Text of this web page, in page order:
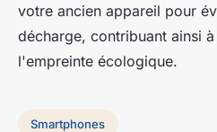
votre ancien appareil pour
décharge, contribuant ainsi
l'empreinte écologique.
Smartphones